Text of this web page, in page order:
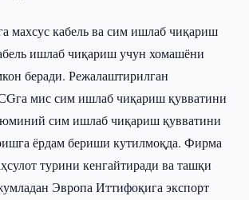
махсус кабель ва сим ишлаб чиқариш
ишлаб чиқариш учун хомашёни
беради. Режалаштирилган
мис сим ишлаб чиқариш қувватини
сим ишлаб чиқариш қувватини
ёрдам бериши кутилмоқда. Фирма
турини кенгайтиради ва ташқи
Эвропа Иттифоқига экспорт